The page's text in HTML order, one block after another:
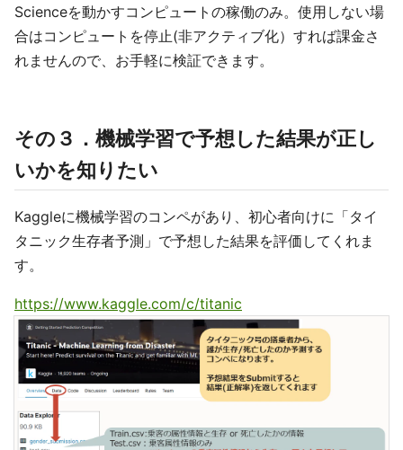
Scienceを動かすコンピュートの稼働のみ。使用しない場
合はコンピュートを停止(非アクティブ化）すれば課金さ
れませんので、お手軽に検証できます。
その３．機械学習で予想した結果が正し
いかを知りたい
Kaggleに機械学習のコンペがあり、初心者向けに「タイ
タニック生存者予測」で予想した結果を評価してくれま
す。
https://www.kaggle.com/c/titanic